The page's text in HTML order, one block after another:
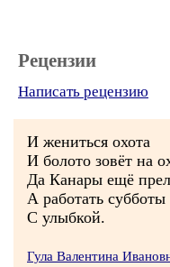
Рецензии
Написать рецензию
И жениться охота
И болото зовёт на
Да Канары ещё
А работать
С улыбкой.
Гула Валентина